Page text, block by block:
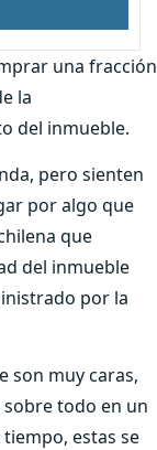
una fracción
la
del inmueble.
pero sienten
por algo que
que
del inmueble
por la
son muy caras,
todo en un
estas se